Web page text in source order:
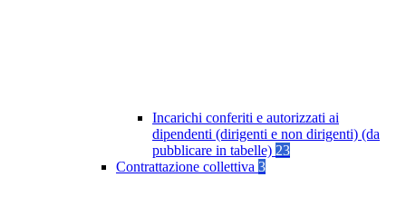
Incarichi conferiti e autorizzati ai
dipendenti (dirigenti e non dirigenti) (da
pubblicare in tabelle) 23
Contrattazione collettiva 3